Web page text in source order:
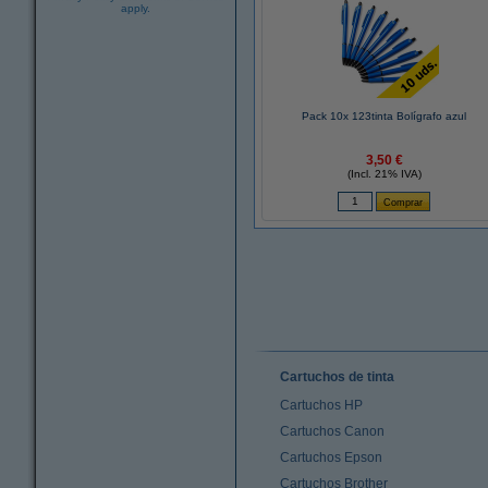
apply.
Pack 10x 123tinta Bolígrafo azul
3,50 €
(Incl. 21% IVA)
Cartuchos de tinta
Cartuchos HP
Cartuchos Canon
Cartuchos Epson
Cartuchos Brother